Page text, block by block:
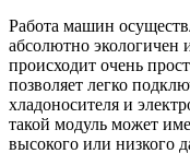
Работа машин
абсолютно экологичен
происходит очень
позволяет легко
хладоносителя и
такой модуль может
высокого или низкого